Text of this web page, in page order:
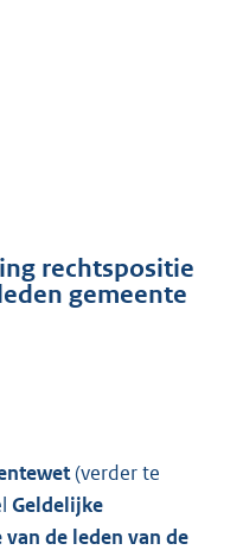
rechtspositie
gemeente
(verder te
Geldelijke
de leden van de